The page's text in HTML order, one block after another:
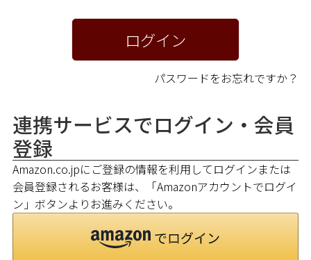
サイズから探す
レーベルから探す
ログイン
パスワードをお忘れですか？
連携サービスでログイン・会員
登録
Amazon.co.jpにご登録の情報を利用してログインまたは
会員登録されるお客様は、「Amazonアカウントでログイ
ン」ボタンよりお進みください。